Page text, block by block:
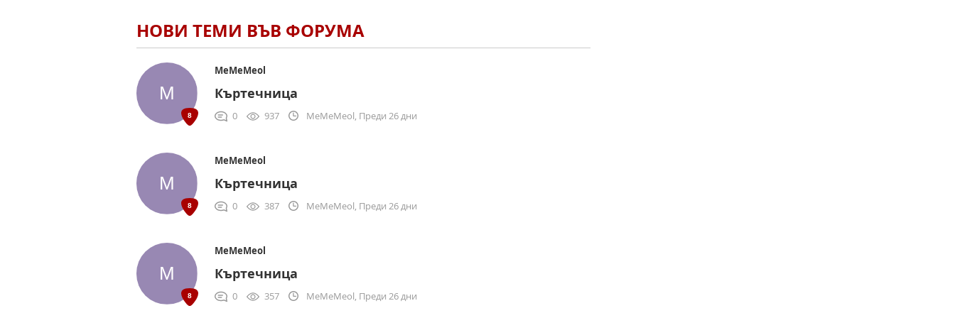
НОВИ ТЕМИ ВЪВ ФОРУМА
MeMeMeol
Къртечница
0 937 MeMeMeol, Преди 26 дни
MeMeMeol
Къртечница
0 387 MeMeMeol, Преди 26 дни
MeMeMeol
Къртечница
0 357 MeMeMeol, Преди 26 дни